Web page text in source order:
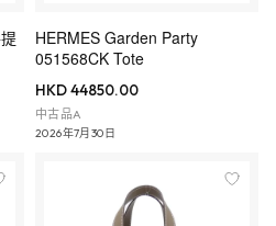
HERMES Garden Party
051568CK Tote
HKD 44850.00
中古品A
2026年7月30日